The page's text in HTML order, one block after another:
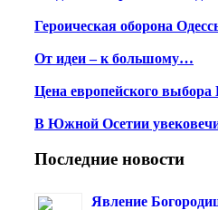
Героическая оборона
От идеи – к большому…
Цена европейского
В Южной Осетии
Последние новости
Явление